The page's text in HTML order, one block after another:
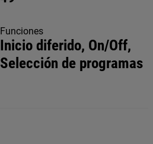
Funciones
Inicio diferido, On/Off,
Selección de programas